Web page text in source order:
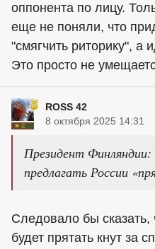
оппонента по лицу.
еще не поняли, что
"смягчить риторику", а
Это просто не
ROSS 42
8 октября 2025 14:31
Президент
предлагать России
Следовало бы
будет прятать кнут за